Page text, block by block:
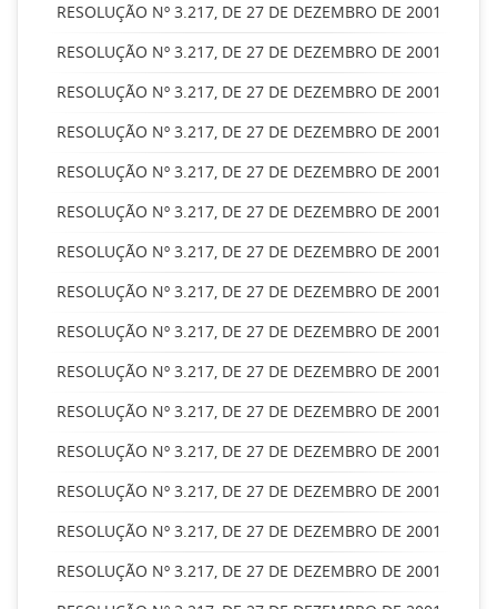
RESOLUÇÃO Nº 3.217, DE 27 DE DEZEMBRO DE 2001
RESOLUÇÃO Nº 3.217, DE 27 DE DEZEMBRO DE 2001
RESOLUÇÃO Nº 3.217, DE 27 DE DEZEMBRO DE 2001
RESOLUÇÃO Nº 3.217, DE 27 DE DEZEMBRO DE 2001
RESOLUÇÃO Nº 3.217, DE 27 DE DEZEMBRO DE 2001
RESOLUÇÃO Nº 3.217, DE 27 DE DEZEMBRO DE 2001
RESOLUÇÃO Nº 3.217, DE 27 DE DEZEMBRO DE 2001
RESOLUÇÃO Nº 3.217, DE 27 DE DEZEMBRO DE 2001
RESOLUÇÃO Nº 3.217, DE 27 DE DEZEMBRO DE 2001
RESOLUÇÃO Nº 3.217, DE 27 DE DEZEMBRO DE 2001
RESOLUÇÃO Nº 3.217, DE 27 DE DEZEMBRO DE 2001
RESOLUÇÃO Nº 3.217, DE 27 DE DEZEMBRO DE 2001
RESOLUÇÃO Nº 3.217, DE 27 DE DEZEMBRO DE 2001
RESOLUÇÃO Nº 3.217, DE 27 DE DEZEMBRO DE 2001
RESOLUÇÃO Nº 3.217, DE 27 DE DEZEMBRO DE 2001